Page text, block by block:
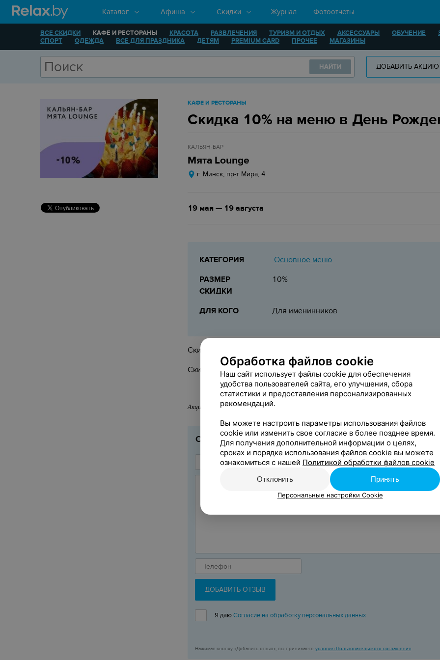
Каталог Афиша Скидки Журнал Фотоотчёты
ВСЕ СКИДКИ КАФЕ И РЕСТОРАНЫ КРАСОТА РАЗВЛЕЧЕНИЯ ТУРИЗМ И ОТДЫХ АКСЕССУАРЫ ОБУЧЕНИЕ
СПОРТ
ОДЕЖДА ВСЕ ДЛЯ ПРАЗДНИКА ДЕТЯМ PREMIUM CARD ПРОЧЕЕ МАГАЗИНЫ
НАЙТИ ДОБАВИТЬ АКЦИЮ
КАФЕ И РЕСТОРАНЫ
Скидка 10% на меню в День
КАЛЬЯН-БАР
Мята Lounge
г. Минск, пр-т Мира, 4
19 мая — 19 августа
КАТЕГОРИЯ Основное меню
РАЗМЕР
СКИДКИ
10%
ДЛЯ КОГО Для именинников
Скидка предоставляется на меню кухню и бестабачные
Скидка действует 3 дня до и 3 дня после Дня рождения.
Забронировать
Акции и/или скидки не распространяются на перечень товаров, с которым можно
ОСТАВЬТЕ ОТЗЫВ
ДОБАВИТЬ ОТЗЫВ
Я даюСогласие на обработку персональных данных
Нажимая кнопку «Добавить отзыв», вы принимаете условия Пользовательского соглашения
Обработка файлов cookie
Наш сайт использует файлы cookie для обеспечения
удобства пользователей сайта, его улучшения, сбора
статистики и предоставления персонализированных
рекомендаций.
Вы можете настроить параметры использования файлов
cookie или изменить свое согласие в более позднее время.
Для получения дополнительной информации о целях,
сроках и порядке использования файлов cookie вы можете
ознакомиться с нашей Политикой обработки файлов cookie
Отклонить Принять
Персональные настройки Cookie